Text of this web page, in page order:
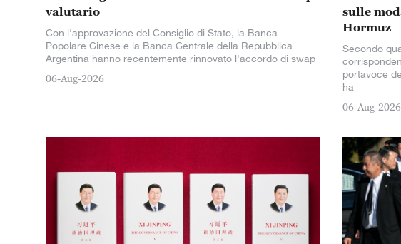
valutario
Con l'approvazione del Consiglio di Stato, la Banca
Popolare Cinese e la Banca Centrale della Repubblica
Argentina hanno recentemente rinnovato l'accordo di swap
06-Aug-2026
sulle
Hormuz
Secondo
portavoce
ha
06-Aug-2026